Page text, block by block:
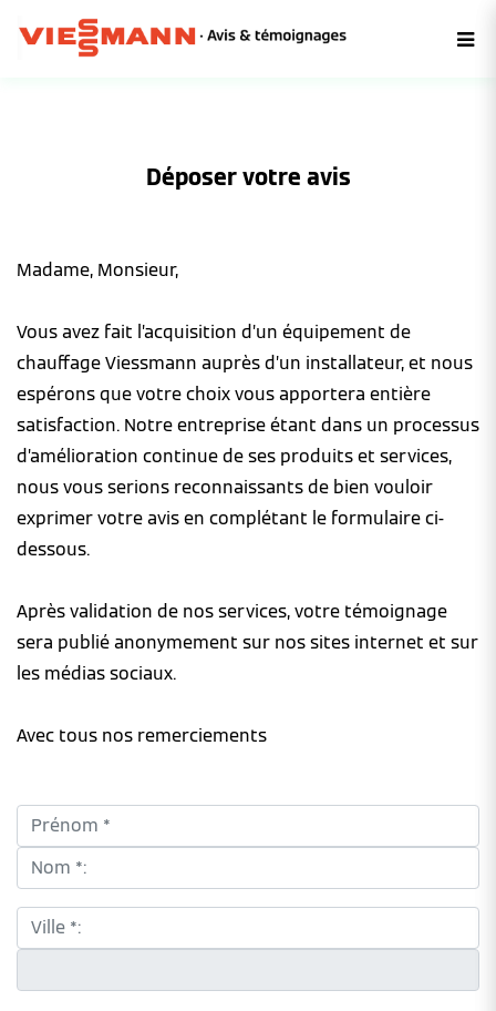
Déposer votre avis
Madame, Monsieur,
Vous avez fait l’acquisition d’un équipement de
chauffage Viessmann auprès d’un installateur, et nous
espérons que votre choix vous apportera entière
satisfaction. Notre entreprise étant dans un processus
d’amélioration continue de ses produits et services,
nous vous serions reconnaissants de bien vouloir
exprimer votre avis en complétant le formulaire ci-
dessous.
Après validation de nos services, votre témoignage
sera publié anonymement sur nos sites internet et sur
les médias sociaux.
Avec tous nos remerciements
Prénom *:
Nom *:
Ville *: